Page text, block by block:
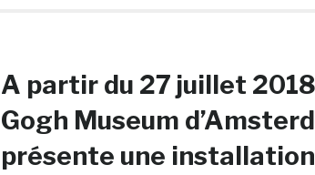
A partir du 27 juillet
Gogh Museum
présente une